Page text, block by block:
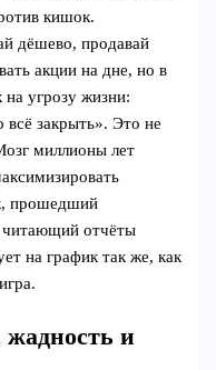
кишок.
дёшево, продавай
акции на дне, но в
на угрозу жизни:
всё закрыть». Это не
миллионы лет
прошедший
читающий отчёты
на график так же, как
жадность и